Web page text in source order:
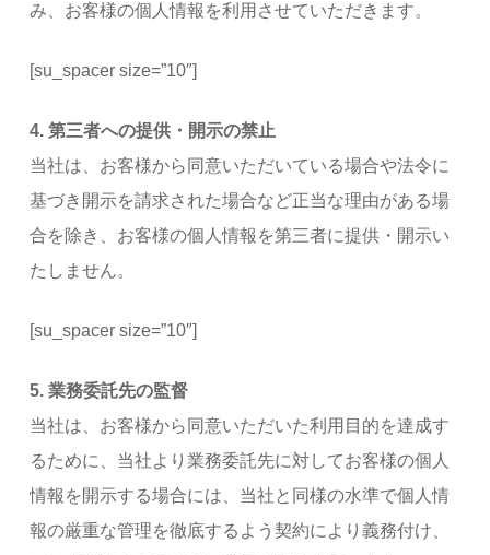
み、お客様の個人情報を利用させていただきます。
[su_spacer size=”10″]
4. 第三者への提供・開示の禁止
当社は、お客様から同意いただいている場合や法令に
基づき開示を請求された場合など正当な理由がある場
合を除き、お客様の個人情報を第三者に提供・開示い
たしません。
[su_spacer size=”10″]
5. 業務委託先の監督
当社は、お客様から同意いただいた利用目的を達成す
るために、当社より業務委託先に対してお客様の個人
情報を開示する場合には、当社と同様の水準で個人情
報の厳重な管理を徹底するよう契約により義務付け、